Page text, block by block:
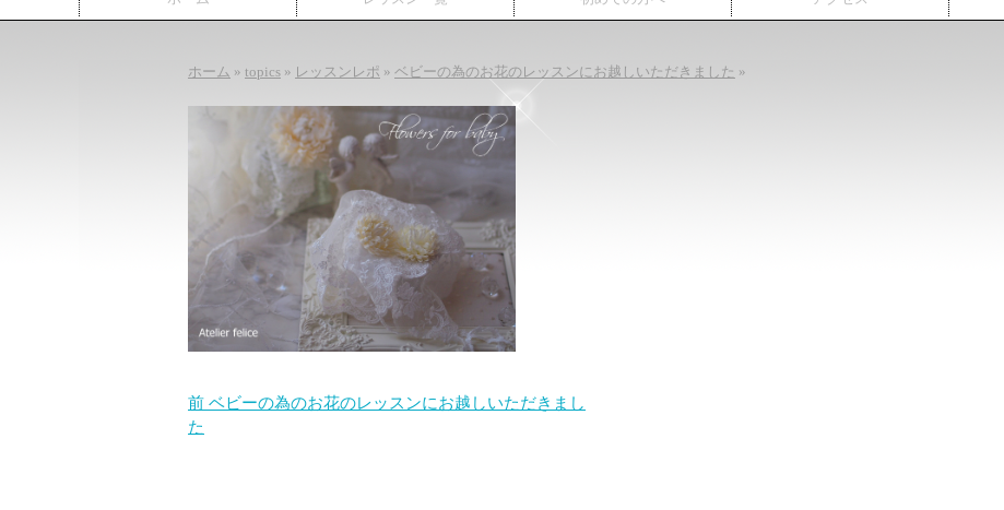
ホーム » topics » レッスンレポ » ベビーの為のお花のレッスンにお越しいただきました »
前 ベビーの為のお花のレッスンにお越しいただきまし
た